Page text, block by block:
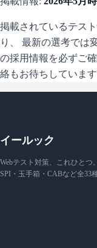
掲載されているテス
り、 最新の選考では
の採用情報を必ずご
絡もお待ちしています
イールック
Webテスト対策、これひとつ。
SPI・玉手箱・CABなど全33